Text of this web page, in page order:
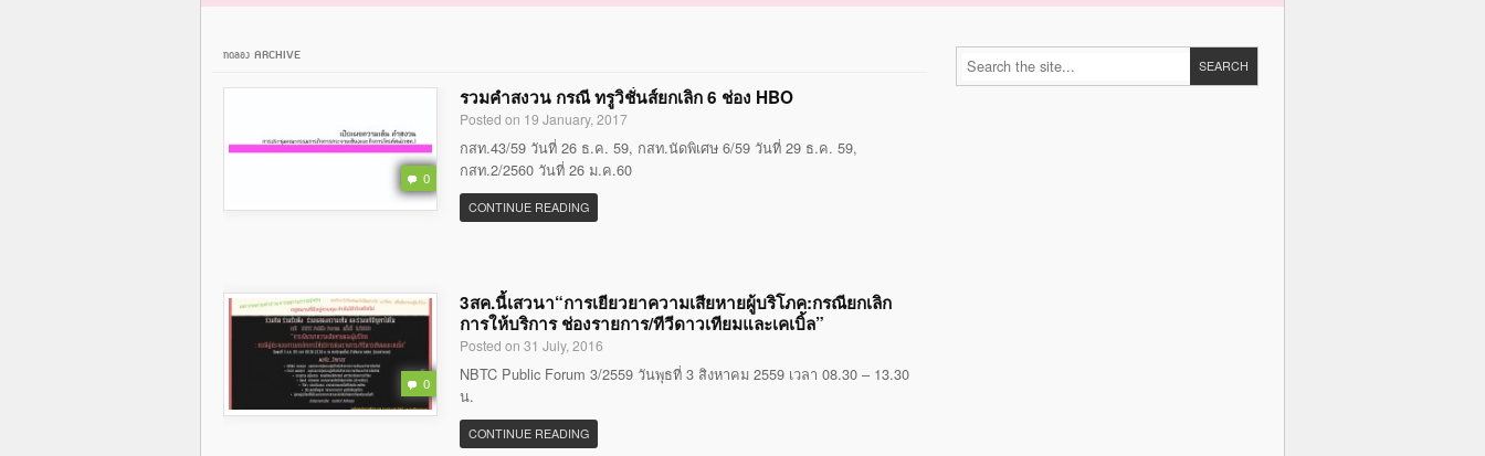
ทดลอง ARCHIVE
0
รวมคำสงวน กรณี ทรูวิชั่นส์ยกเลิก 6 ช่อง HBO
Posted on 19 January, 2017
กสท.43/59 วันที่ 26 ธ.ค. 59, กสท.นัดพิเศษ 6/59 วันที่ 29 ธ.ค. 59,
กสท.2/2560 วันที่ 26 ม.ค.60
CONTINUE READING
0
3สค.นี้เสวนา“การเยียวยาความเสียหายผู้บริโภค:กรณียกเลิก
การให้บริการ ช่องรายการ/ทีวีดาวเทียมและเคเบิ้ล”
Posted on 31 July, 2016
NBTC Public Forum 3/2559 วันพุธที่ 3 สิงหาคม 2559 เวลา 08.30 – 13.30
น.
CONTINUE READING